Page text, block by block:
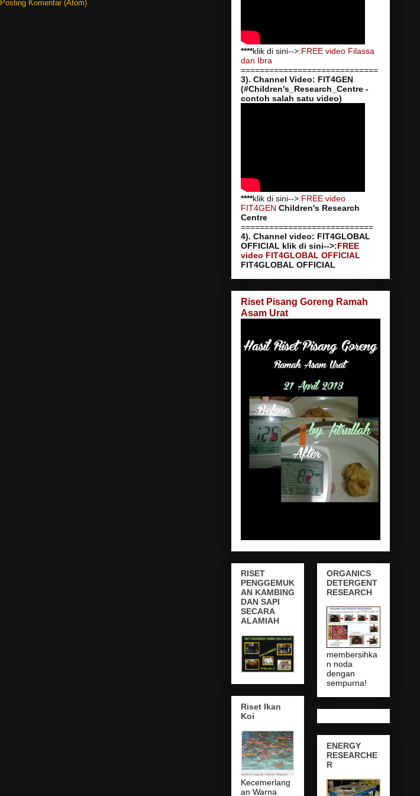
Posting Komentar (Atom)
****klik di sini-->:FREE video Filassa
dan Ibra
=============================
3). Channel Video: FIT4GEN
(#Children's_Research_Centre -
contoh salah satu video)
****klik di sini-->:FREE video
FIT4GEN Children's Research
Centre
============================
4). Channel video: FIT4GLOBAL
OFFICIAL klik di sini-->:FREE
video FIT4GLOBAL OFFICIAL
FIT4GLOBAL OFFICIAL
Riset Pisang Goreng Ramah
Asam Urat
RISET
PENGGEMUK
AN KAMBING
DAN SAPI
SECARA
ALAMIAH
Riset Ikan
Koi
Kecemerlang
an Warna
ORGANICS
DETERGENT
RESEARCH
membersihka
n noda
dengan
sempurna!
ENERGY
RESEARCHE
R